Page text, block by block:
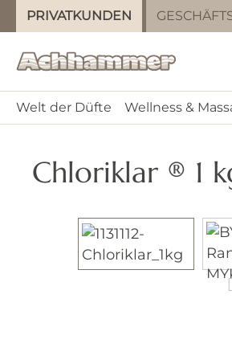
Hauptinhalt springen
Zur Suche springen
Zur Hauptnavigation
PRIVATKUNDEN
Welt der Düfte Wellness &
Chloriklar ® 1
Bildergalerie überspringen